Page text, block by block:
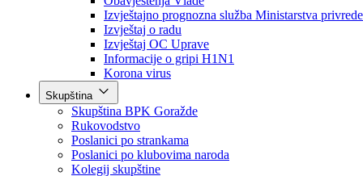
Dnevni izvještaj MUP-a
Obavještenja i izvještaji
Obavještenja Vlade
Izvještajno prognozna služba Ministarstva privrede
Izvještaj o radu
Izvještaj OC Uprave
Informacije o gripi H1N1
Korona virus
Skupština
Skupština BPK Goražde
Rukovodstvo